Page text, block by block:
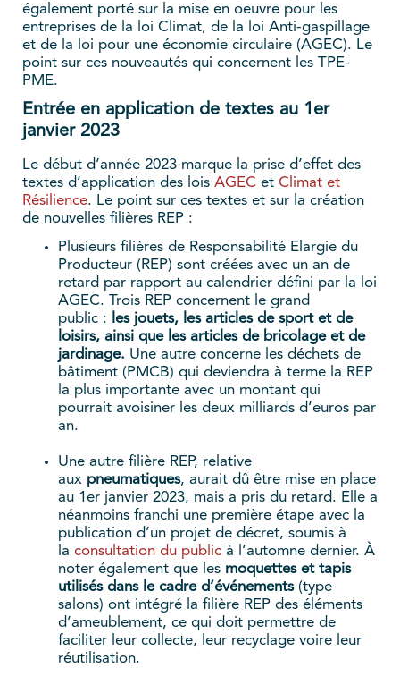
également porté sur la mise en oeuvre pour les
entreprises de la loi Climat, de la loi Anti-gaspillage
et de la loi pour une économie circulaire (AGEC). Le
point sur ces nouveautés qui concernent les TPE-
PME.
Entrée en application de textes au 1er
janvier 2023
Le début d’année 2023 marque la prise d’effet des
textes d’application des lois AGEC et Climat et
Résilience. Le point sur ces textes et sur la création
de nouvelles filières REP :
Plusieurs filières de Responsabilité Elargie du
Producteur (REP) sont créées avec un an de
retard par rapport au calendrier défini par la loi
AGEC. Trois REP concernent le grand
public : les jouets, les articles de sport et de
loisirs, ainsi que les articles de bricolage et de
jardinage. Une autre concerne les déchets de
bâtiment (PMCB) qui deviendra à terme la REP
la plus importante avec un montant qui
pourrait avoisiner les deux milliards d’euros par
an.
Une autre filière REP, relative
aux pneumatiques, aurait dû être mise en place
au 1er janvier 2023, mais a pris du retard. Elle a
néanmoins franchi une première étape avec la
publication d’un projet de décret, soumis à
la consultation du public à l’automne dernier. À
noter également que les moquettes et tapis
utilisés dans le cadre d’événements(type
salons) ont intégré la filière REP des éléments
d’ameublement, ce qui doit permettre de
faciliter leur collecte, leur recyclage voire leur
réutilisation.